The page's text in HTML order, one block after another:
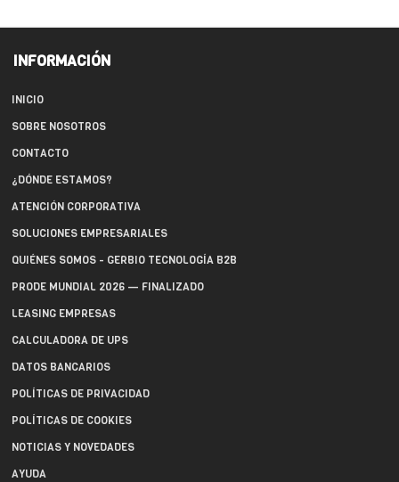
INFORMACIÓN
INICIO
SOBRE NOSOTROS
CONTACTO
¿DÓNDE ESTAMOS?
ATENCIÓN CORPORATIVA
SOLUCIONES EMPRESARIALES
QUIÉNES SOMOS - GERBIO TECNOLOGÍA B2B
PRODE MUNDIAL 2026 — FINALIZADO
LEASING EMPRESAS
CALCULADORA DE UPS
DATOS BANCARIOS
POLÍTICAS DE PRIVACIDAD
POLÍTICAS DE COOKIES
NOTICIAS Y NOVEDADES
AYUDA